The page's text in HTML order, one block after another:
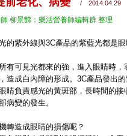
/ 2014.04.29
柳景豑；樂活營養師編輯群 整理
的紫外線與3C產品的紫藍光都是眼
有可見光都來的強，進入眼睛時，
造成白內障的形成。3C產品發出
睛負責感光的黃斑部，長時間的
病變的發生。
轉造成眼睛的損傷呢？